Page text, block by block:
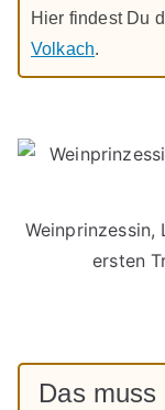
Hier findest Du
Volkach.
Weinprinzessin,
ersten
Das